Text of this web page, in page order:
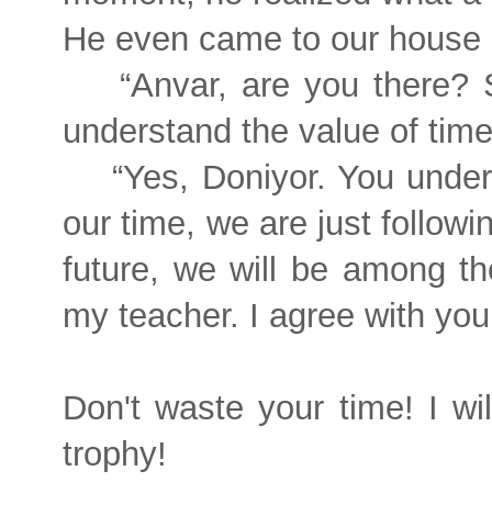
He even came to our
“Anvar, are you
understand the value of
“Yes, Doniyor. You
our time, we are just
future, we will be among
my teacher. I agree with
Don't waste your time! I
trophy!